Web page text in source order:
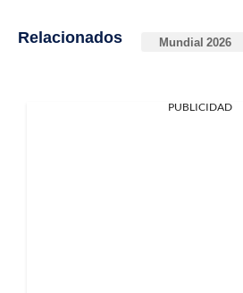
Relacionados Mundial 2026
PUBLICIDAD